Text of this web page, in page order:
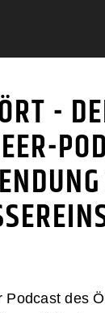
-
-
Podcast des